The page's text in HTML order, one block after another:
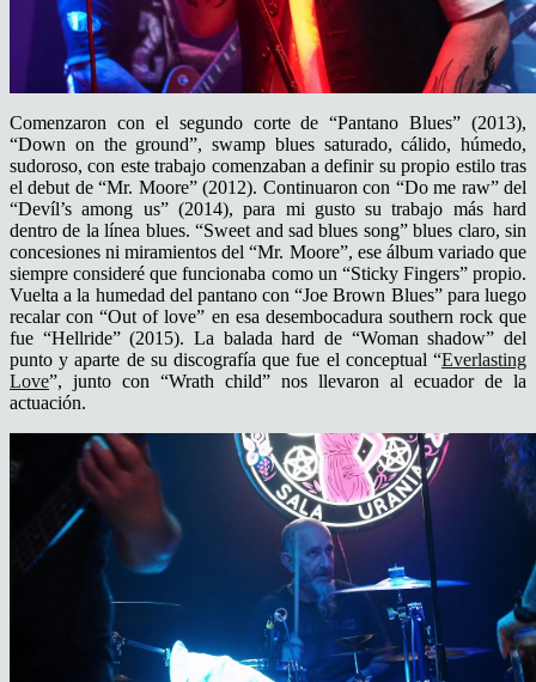
Comenzaron con el segundo corte de “Pantano Blues” (2013),
“Down on the ground”, swamp blues saturado, cálido, húmedo,
sudoroso, con este trabajo comenzaban a definir su propio estilo tras
el debut de “Mr. Moore” (2012). Continuaron con “Do me raw” del
“Devíl’s among us” (2014), para mi gusto su trabajo más hard
dentro de la línea blues. “Sweet and sad blues song” blues claro, sin
concesiones ni miramientos del “Mr. Moore”, ese álbum variado que
siempre consideré que funcionaba como un “Sticky Fingers” propio.
Vuelta a la humedad del pantano con “Joe Brown Blues” para luego
recalar con “Out of love” en esa desembocadura southern rock que
fue “Hellride” (2015). La balada hard de “Woman shadow” del
punto y aparte de su discografía que fue el conceptual “Everlasting
Love”, junto con “Wrath child” nos llevaron al ecuador de la
actuación.